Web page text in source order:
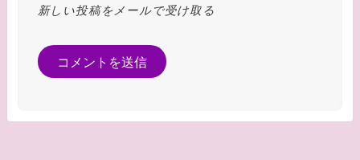
新しい投稿をメールで受け取る